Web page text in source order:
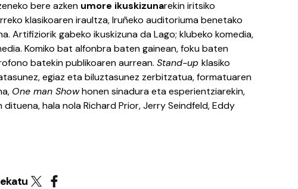
bere azken umore ikuskizunarekin iritsiko
klasikoaren iraultza, Iruñeko auditoriuma benetako
Artifiziorik gabeko ikuskizuna da Lago; klubeko komedia,
Komiko bat alfonbra baten gainean, foku baten
batekin publikoaren aurrean.Stand-upklasiko
egiaz eta biluztasunez zerbitzatua, formatuaren
One man Showhonen sinadura eta esperientziarekin,
hala nola Richard Prior, Jerry Seindfeld, Eddy